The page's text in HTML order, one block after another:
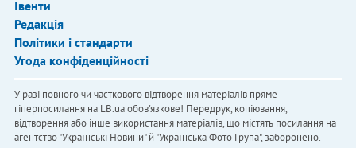
Івенти
Редакція
Політики і стандарти
Угода конфіденційності
У разі повного чи часткового відтворення матеріалів пряме
гіперпосилання на LB.ua обов'язкове! Передрук, копіювання,
відтворення або інше використання матеріалів, що містять посилання на
агентство "Українськi Новини" й "Українська Фото Група", заборонено.